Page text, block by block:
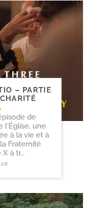
– PARTIE
de
l'Église, une
à la vie et à
Fraternité
à tr...